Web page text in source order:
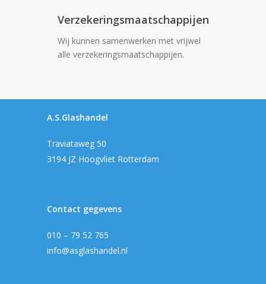
Verzekeringsmaatschappijen
Wij kunnen samenwerken met vrijwel
alle verzekeringsmaatschappijen.
A.S.Glashandel
Traviataweg 50
3194 JZ Hoogvliet Rotterdam
Contact gegevens
010 – 79 52 765
info@asglashandel.nl